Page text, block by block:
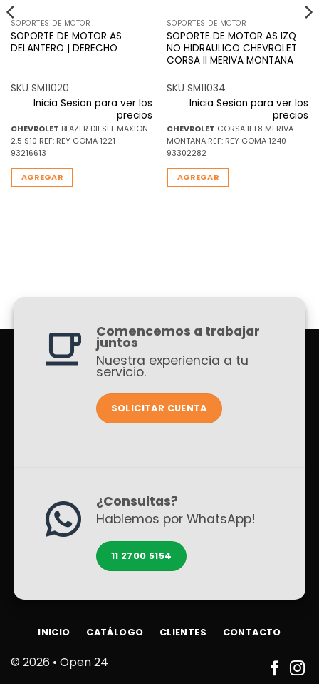
SOPORTES DE MOTOR
SOPORTE DE MOTOR AS
DELANTERO | DERECHO
SKU SM11020
Inicia Sesion para ver los
precios
CHEVROLET BLAZER DIESEL MAXION
2.5 S10 REF: REY GOMA 1221
93216613
AGREGAR
SOPORTES DE MOTOR
SOPORTE DE MOTOR AS IZQ
NO HIDRAULICO CHEVROLET
CORSA II MERIVA MONTANA
SKU SM11034
Inicia Sesion para ver los
precios
CHEVROLET CORSA II 1.8 MERIVA
MONTANA REF: REY GOMA 1240
93302282
AGREGAR
Comencemos a trabajar
juntos
Nuestra experiencia a tu
servicio.
SOLICITAR CUENTA
¿Consultas?
Hablemos por WhatsApp!
11 2700 5154
© 2026 • Open 24
INICIO CATÁLOGO CLIENTES CONTACTO